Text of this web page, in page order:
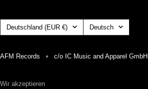
Land/Region Deutschland (EUR €) Sprache
Deutsch
AFM Records c/o IC Music and Apparel GmbH
Wir akzeptieren